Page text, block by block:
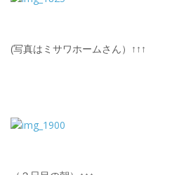
(写真はミサワホームさん）↑↑↑